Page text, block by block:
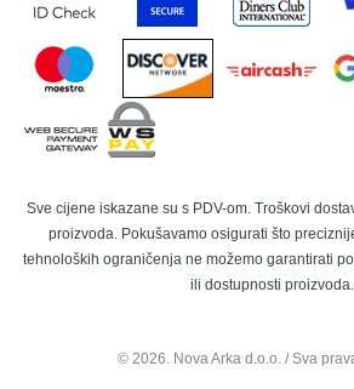
Sve cijene iskazane su s PDV-om. Troškovi
proizvoda. Pokušavamo osigurati što
tehnoloških ograničenja ne možemo garantirati
ili dostupnosti proizvoda.
© 2026. Nova Arka d.o.o. / Sva